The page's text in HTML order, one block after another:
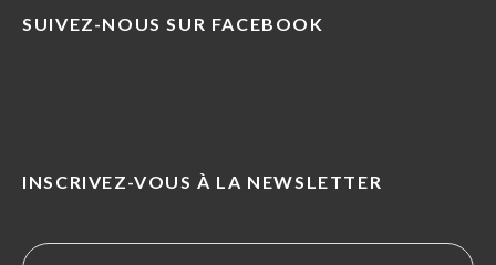
SUIVEZ-NOUS SUR FACEBOOK
INSCRIVEZ-VOUS À LA NEWSLETTER